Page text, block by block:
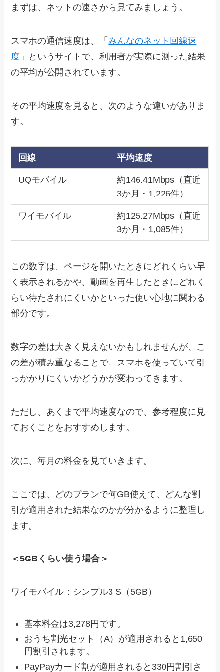
まずは、ネットの速さから見てみましょう。
スマホの通信速度は、「みんなのネット回線速
度 」というサイトで、利用者が実際に測った結果
の平均が公開されています。
その平均速度を見ると、次のような違いがありま
す。
回線 平均速度
UQモバイル
約146.41Mbps（直近
3か月・1,226件）
ワイモバイル
約125.27Mbps（直近
3か月・1,085件）
この数字は、ページを開いたときにどれくらい早
く表示されるかや、動画を再生したときにどれく
らい待たされにくいかといった使い心地に関わる
部分です。
数字の差は大きく見えないかもしれませんが、こ
の差が積み重なることで、スマホを使っていて引
っかかりにくいかどうかが変わってきます。
ただし、あくまで平均速度なので、参考程度に見
ておくことをおすすめします。
次に、毎月の料金を見ていきます。
ここでは、どのプランで何GB使えて、どんな割
引が適用された結果なのかが分かるように整理し
ます。
＜5GBくらい使う場合＞
ワイモバイル：シンプル3 S（5GB）
基本料金は3,278円です。
おうち割光セット（A）が適用されると1,650
円割引されます。
PayPayカード割が適用されると330円割引さ